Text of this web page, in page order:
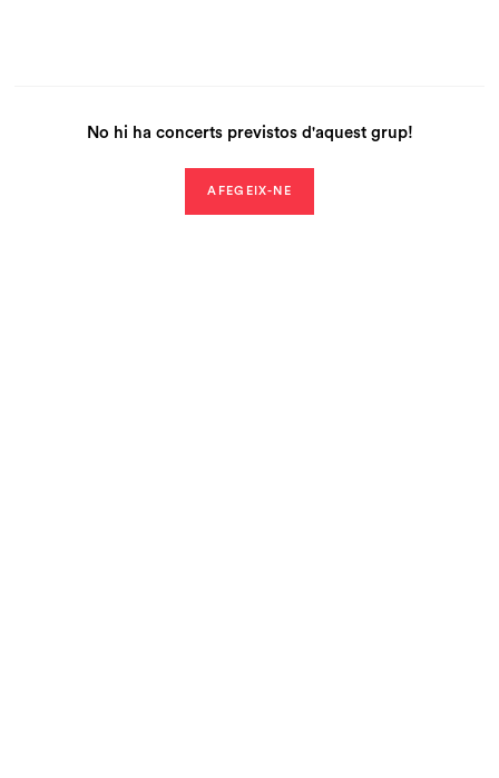
No hi ha concerts previstos d'aquest grup!
AFEGEIX-NE